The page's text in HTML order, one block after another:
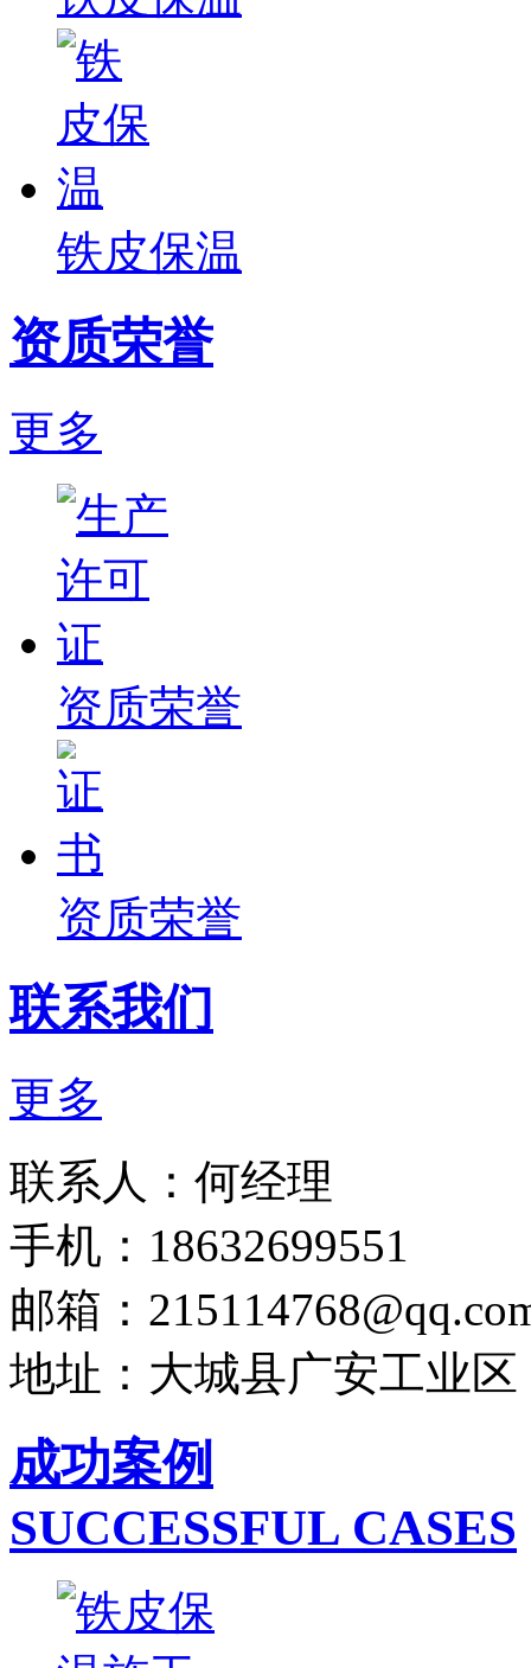
铁皮保温
资质荣誉
更多
资质荣誉
资质荣誉
联系我们
更多
联系人：何经理
手机：18632699551
邮箱：
地址：大城县广安工业区
成功案例
SUCCESSFUL CASES